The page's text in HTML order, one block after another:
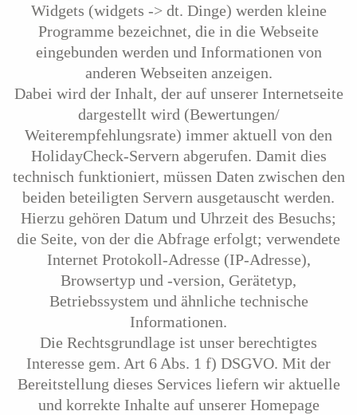
Widgets (widgets -> dt. Dinge) werden kleine
Programme bezeichnet, die in die Webseite
eingebunden werden und Informationen von
anderen Webseiten anzeigen.
Dabei wird der Inhalt, der auf unserer Internetseite
dargestellt wird (Bewertungen/
Weiterempfehlungsrate) immer aktuell von den
HolidayCheck-Servern abgerufen. Damit dies
technisch funktioniert, müssen Daten zwischen den
beiden beteiligten Servern ausgetauscht werden.
Hierzu gehören Datum und Uhrzeit des Besuchs;
die Seite, von der die Abfrage erfolgt; verwendete
Internet Protokoll-Adresse (IP-Adresse),
Browsertyp und -version, Gerätetyp,
Betriebssystem und ähnliche technische
Informationen.
Die Rechtsgrundlage ist unser berechtigtes
Interesse gem. Art 6 Abs. 1 f) DSGVO. Mit der
Bereitstellung dieses Services liefern wir aktuelle
und korrekte Inhalte auf unserer Homepage